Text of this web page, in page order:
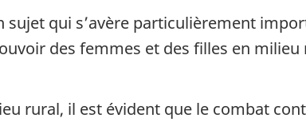
sujet qui s’avère particulièrement
des femmes et des filles en milieu
rural, il est évident que le combat